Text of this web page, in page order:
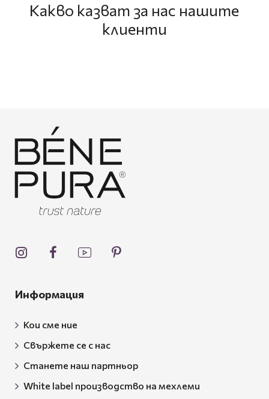
Какво казват за нас нашите
клиенти
Информация
Кои сме ние
Свържете се с нас
Станете наш партньор
White label производство на мехлеми